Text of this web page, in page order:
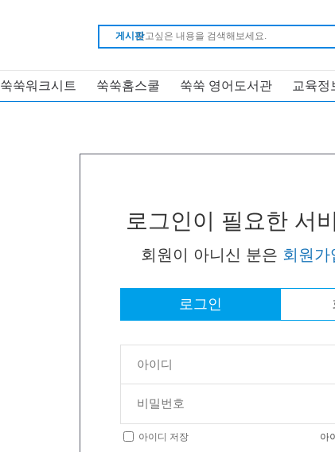
게시판
쑥쑥워크시트 쑥쑥홈스쿨 쑥쑥 영어도서관 교육정
로그인이 필요한 서
회원이 아니신 분은 회원가
로그인
아이디 저장 아